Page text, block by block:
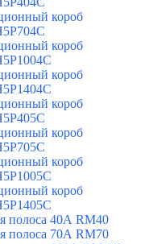
короб
короб
короб
короб
короб
короб
короб
полоса 40А RM40
полоса 70А RM70